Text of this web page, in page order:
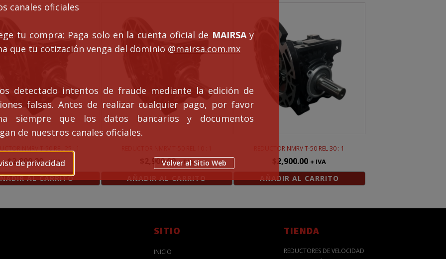
canales oficiales
tu compra: Paga solo en la cuenta oficial de MAIRSAy
que tu cotización venga del dominio @mairsa.com.mx
detectado intentos de fraude mediante la edición de
falsas. Antes de realizar cualquier pago, por favor
siempre que los datos bancarios y documentos
de nuestros canales oficiales.
de privacidad Volver al Sitio Web
$2,900.00 + IVA
AL CARRITO
2,900.00 + IVA
AÑADIR AL CARRITO
REDUCTOR NMRV T-50 REL 30 : 1
2,900.00 + IVA
AÑADIR AL CARRITO
SITIO
INICIO
TIENDA
REDUCTORES DE VELOCIDAD